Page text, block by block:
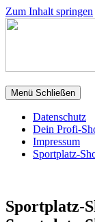
Zum Inhalt springen
Menü Schließen
Datenschutz
Dein Profi-
Impressum
Sportplatz-
Sportplatz-